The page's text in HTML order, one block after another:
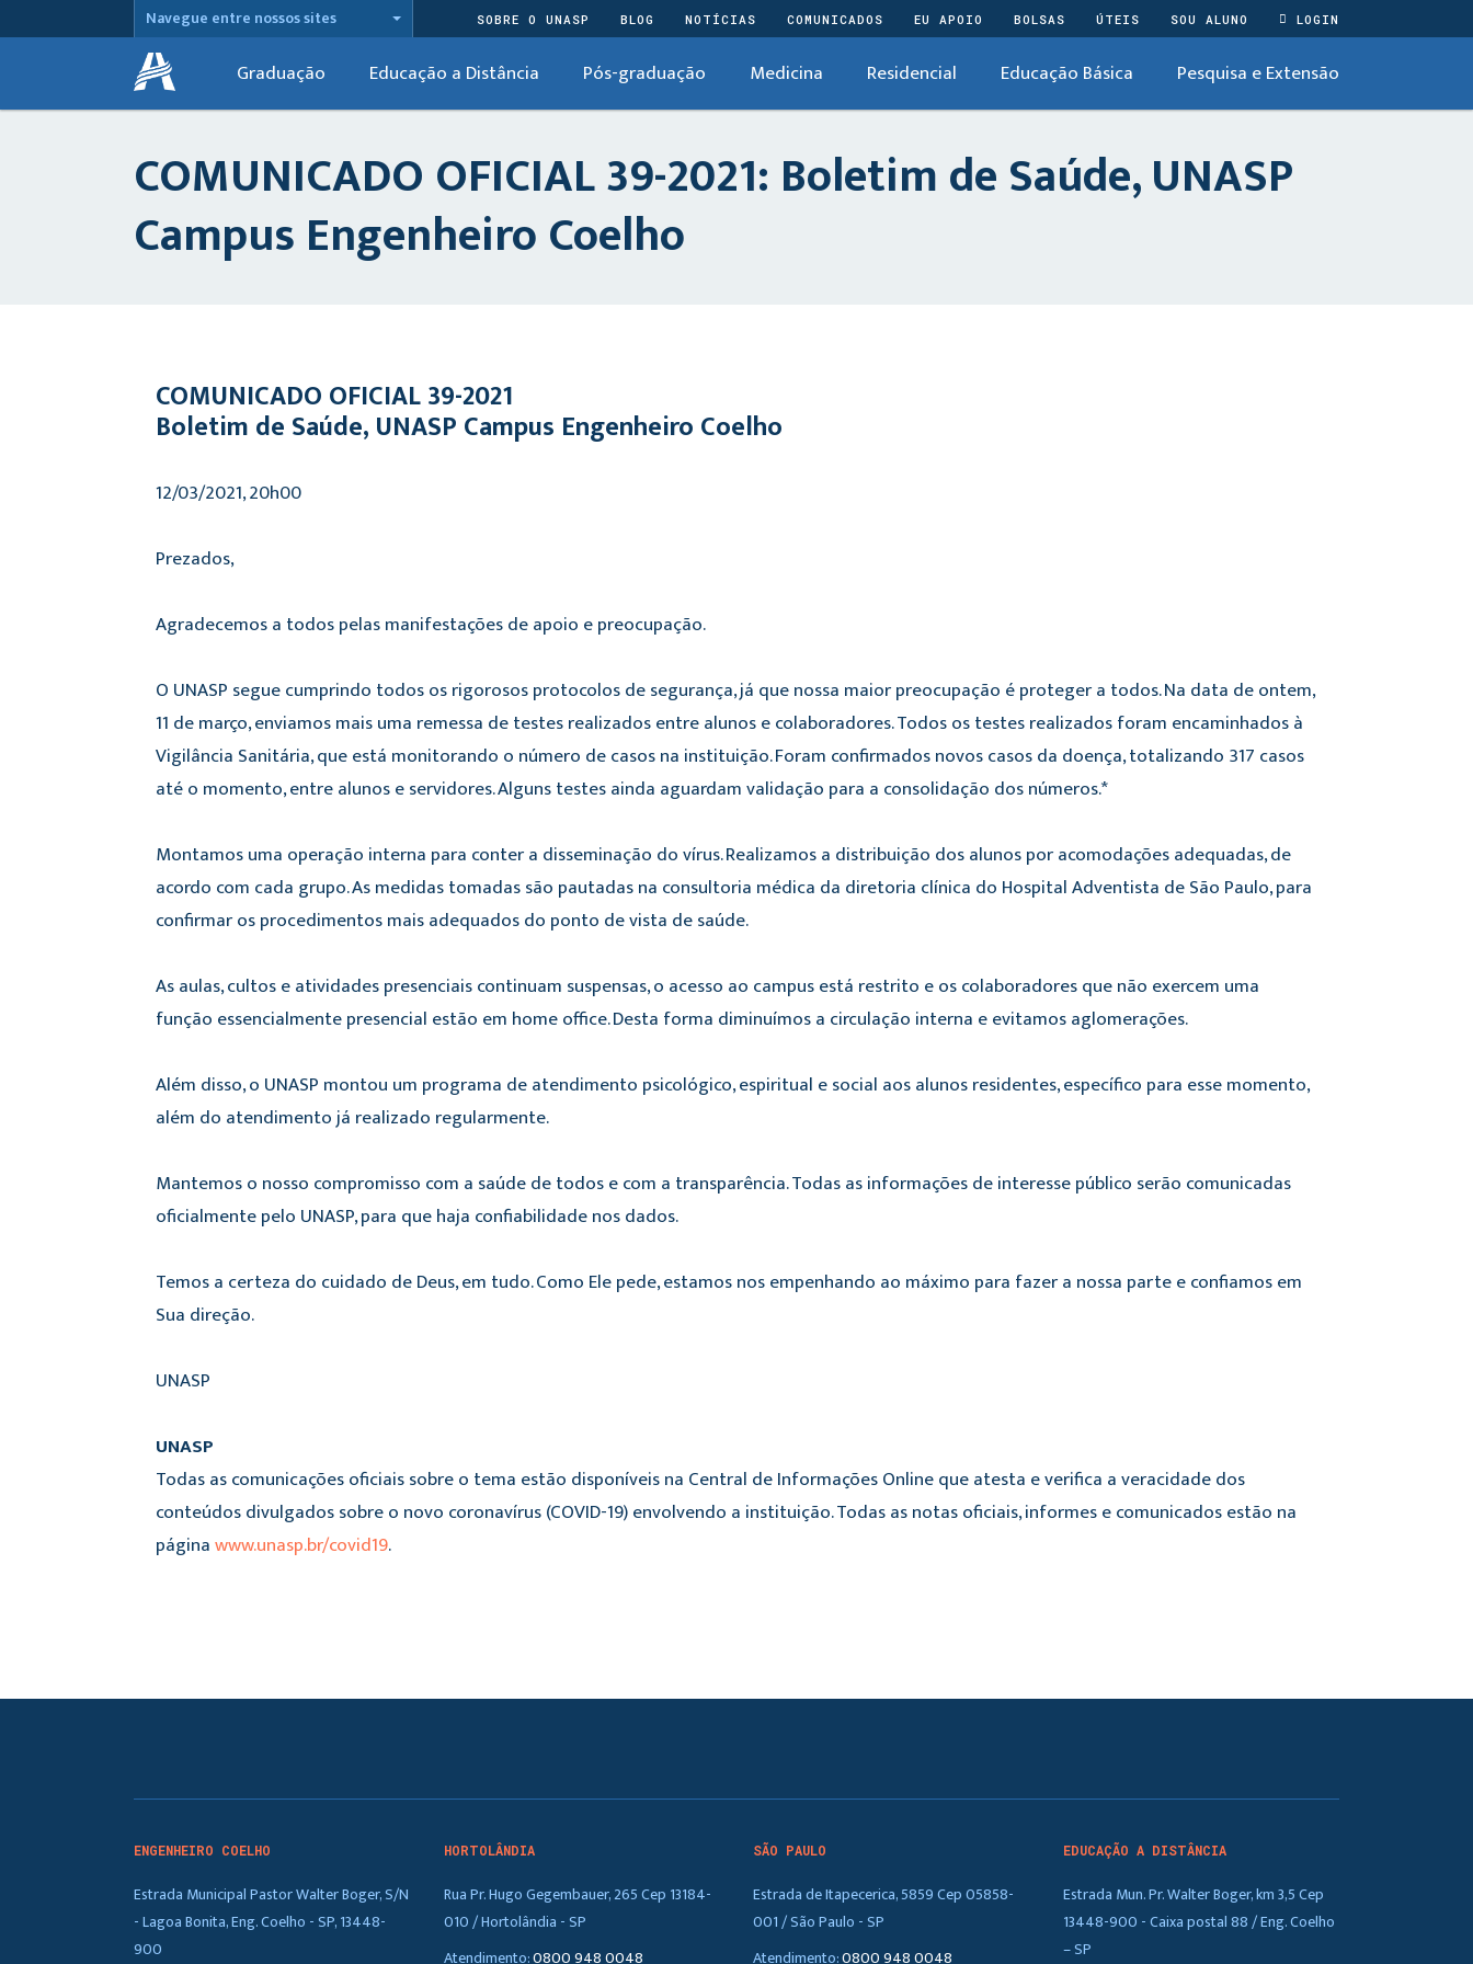
Navegue entre nossos sites SOBRE O UNASP BLOG NOTÍCIAS COMUNICADOS EU APOIO BOLSAS ÚTEIS SOU ALUNO LOGIN
Graduação Educação a Distância Pós-graduação Medicina Residencial Educação Básica Pesquisa e Extensão
COMUNICADO OFICIAL 39-2021: Boletim de Saúde, UNASP
Campus Engenheiro Coelho
COMUNICADO OFICIAL 39-2021
Boletim de Saúde, UNASP Campus Engenheiro Coelho
12/03/2021, 20h00
Prezados,
Agradecemos a todos pelas manifestações de apoio e preocupação.
O UNASP segue cumprindo todos os rigorosos protocolos de segurança, já que nossa maior preocupação é proteger a todos. Na data de ontem,
11 de março, enviamos mais uma remessa de testes realizados entre alunos e colaboradores. Todos os testes realizados foram encaminhados à
Vigilância Sanitária, que está monitorando o número de casos na instituição. Foram confirmados novos casos da doença, totalizando 317 casos
até o momento, entre alunos e servidores. Alguns testes ainda aguardam validação para a consolidação dos números.*
Montamos uma operação interna para conter a disseminação do vírus. Realizamos a distribuição dos alunos por acomodações adequadas, de
acordo com cada grupo. As medidas tomadas são pautadas na consultoria médica da diretoria clínica do Hospital Adventista de São Paulo, para
confirmar os procedimentos mais adequados do ponto de vista de saúde.
As aulas, cultos e atividades presenciais continuam suspensas, o acesso ao campus está restrito e os colaboradores que não exercem uma
função essencialmente presencial estão em home office. Desta forma diminuímos a circulação interna e evitamos aglomerações.
Além disso, o UNASP montou um programa de atendimento psicológico, espiritual e social aos alunos residentes, específico para esse momento,
além do atendimento já realizado regularmente.
Mantemos o nosso compromisso com a saúde de todos e com a transparência. Todas as informações de interesse público serão comunicadas
oficialmente pelo UNASP, para que haja confiabilidade nos dados.
Temos a certeza do cuidado de Deus, em tudo. Como Ele pede, estamos nos empenhando ao máximo para fazer a nossa parte e confiamos em
Sua direção.
UNASP
UNASP
Todas as comunicações oficiais sobre o tema estão disponíveis na Central de Informações Online que atesta e verifica a veracidade dos
conteúdos divulgados sobre o novo coronavírus (COVID-19) envolvendo a instituição. Todas as notas oficiais, informes e comunicados estão na
páginawww.unasp.br/covid19.
ENGENHEIRO COELHO
Estrada Municipal Pastor Walter Boger, S/N
- Lagoa Bonita, Eng. Coelho - SP, 13448-
900
HORTOLÂNDIA
Rua Pr. Hugo Gegembauer, 265 Cep 13184-
010 / Hortolândia - SP
Atendimento:0800 948 0048
SÃO PAULO
Estrada de Itapecerica, 5859 Cep 05858-
001 / São Paulo - SP
Atendimento:0800 948 0048
EDUCAÇÃO A DISTÂNCIA
Estrada Mun. Pr. Walter Boger, km 3,5 Cep
13448-900 - Caixa postal 88 / Eng. Coelho
– SP